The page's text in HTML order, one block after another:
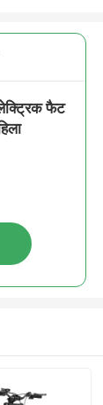
फैट